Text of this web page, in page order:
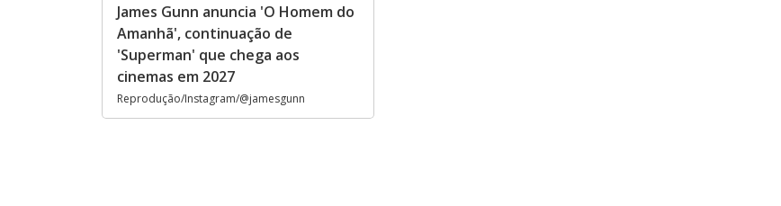
James Gunn anuncia 'O Homem do
Amanhã', continuação de
'Superman' que chega aos
cinemas em 2027
Reprodução/Instagram/@jamesgunn